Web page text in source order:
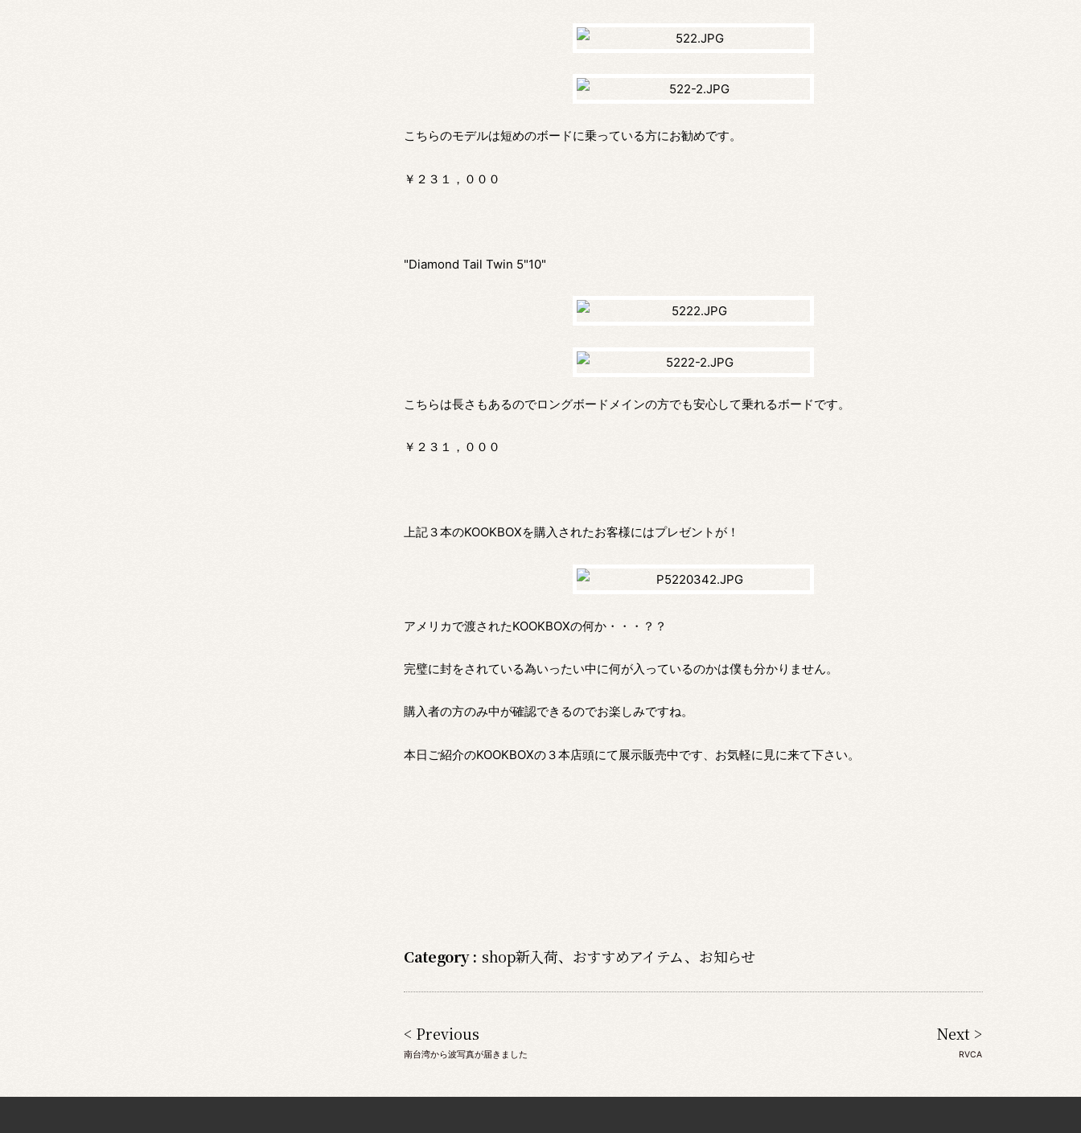
こちらのモデルは短めのボードに乗っている方にお勧めです。
￥２３１，０００
"Diamond Tail Twin 5"10"
こちらは長さもあるのでロングボードメインの方でも安心して乗れるボードです。
￥２３１，０００
上記３本のKOOKBOXを購入されたお客様にはプレゼントが！
アメリカで渡されたKOOKBOXの何か・・・？？
完璧に封をされている為いったい中に何が入っているのかは僕も分かりません。
購入者の方のみ中が確認できるのでお楽しみですね。
本日ご紹介のKOOKBOXの３本店頭にて展示販売中です、お気軽に見に来て下さい。
Category : shop新入荷、 おすすめアイテム、 お知らせ
< Previous
南台湾から波写真が届きました
Next >
RVCA